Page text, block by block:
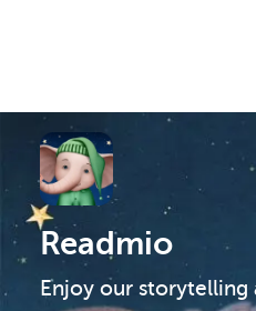
Readmio
Enjoy our storytelling